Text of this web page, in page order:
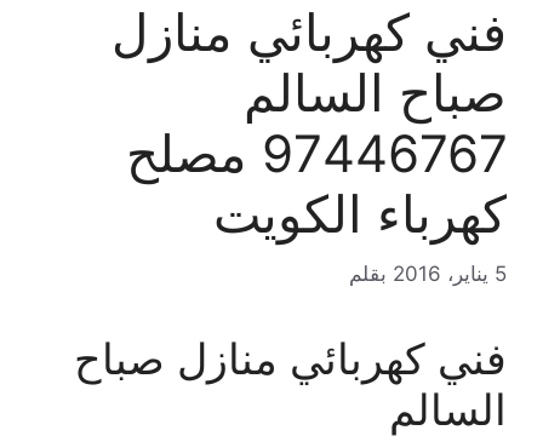
فني كهربائي منازل
صباح السالم
97446767 مصلح
كهرباء الكويت
5 يناير، 2016 بقلم
فني كهربائي منازل صباح
السالم